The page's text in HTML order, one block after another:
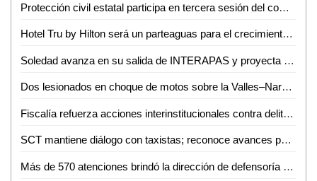
Protección civil estatal participa en tercera sesión del comité técnico estatal de manejo del fuego
Hotel Tru by Hilton será un parteaguas para el crecimiento de Ciudad Valles: Sedeco
Soledad avanza en su salida de INTERAPAS y proyecta nuevas obras para la zona oriente
Dos lesionados en choque de motos sobre la Valles–Naranjo
Fiscalía refuerza acciones interinstitucionales contra delito de extorsión
SCT mantiene diálogo con taxistas; reconoce avances pero persisten malas prácticas
Más de 570 atenciones brindó la dirección de defensoría social durante mayo y junio en Ciudad Valles